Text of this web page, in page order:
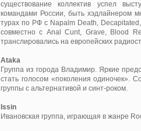
существование коллектив успел
командами России, быть хэдлайнером
турах по РФ с Napalm Death,
совместно с Anal Cunt, Grave, Blood
транслировались на европейских
Ataka
Группа из города Владимир. Яркие
стать голосом «поколения одиночек».
группы с альтернативой и синт-роком.
Issin
Ивановская группа, играющая в жанре